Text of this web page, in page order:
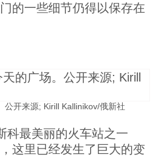
的一些细节仍得以保存在
公开来源; Kirill Kallinikov/俄新社
科最美丽的火车站之一
这里已经发生了巨大的变